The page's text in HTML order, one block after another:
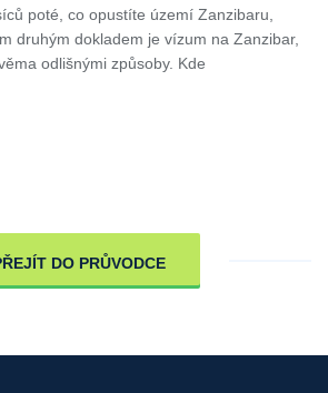
poté, co opustíte území Zanzibaru,
druhým dokladem je vízum na Zanzibar,
odlišnými způsoby. Kde
DO PRŮVODCE